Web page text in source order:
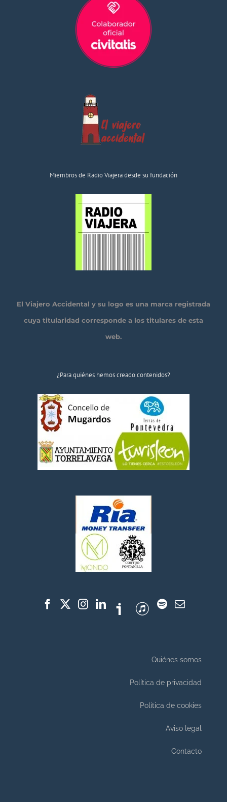
Miembros de Radio Viajera desde su fundación
El Viajero Accidental y su logo es una marca registrada
cuya titularidad corresponde a los titulares de esta
web.
¿Para quiénes hemos creado contenidos?
Quiénes somos
Política de privacidad
Política de cookies
Aviso legal
Contacto